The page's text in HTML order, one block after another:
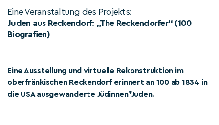
Eine Veranstaltung des Projekts:
Juden aus Reckendorf: „The Reckendorfer“ (100
Biografien)
Eine Ausstellung und virtuelle Rekonstruktion im
oberfränkischen Reckendorf erinnert an 100 ab 1834 in
die USA ausgewanderte Jüdinnen*Juden.